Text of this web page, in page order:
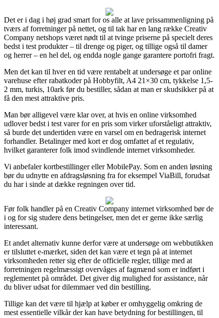
Det er i dag i høj grad smart for os alle at lave prissammenligning på
tværs af forretninger på nettet, og til tak har en lang række Creativ
Company netshops været nødt til at tvinge priserne på specielt deres
bedst i test produkter – til drenge og piger, og tillige også til damer
og herrer – en hel del, og endda nogle gange garantere portofri fragt.
Men det kan til hver en tid være rentabelt at undersøge et par online
varehuse efter rabatkoder på Hobbyfilt, A4 21×30 cm, tykkelse 1,5-
2 mm, turkis, 10ark før du bestiller, sådan at man er skudsikker på at
få den mest attraktive pris.
Man bør alligevel være klar over, at hvis en online virksomhed
udlover bedst i test varer for en pris som virker uforståeligt attraktiv,
så burde det undertiden være en varsel om en bedragerisk internet
forhandler. Betalinger med kort er dog omfattet af et regulativ,
hvilket garanterer folk imod svindlende internet virksomheder.
Vi anbefaler kortbestillinger eller MobilePay. Som en anden løsning
bør du udnytte en afdragsløsning fra for eksempel ViaBill, forudsat
du har i sinde at dække regningen over tid.
Før folk handler på en Creativ Company internet virksomhed bør de
i og for sig studere dens betingelser, men det er gerne ikke særlig
interessant.
Et andet alternativ kunne derfor være at undersøge om webbutikken
er tilsluttet e-mærket, siden det kan være et tegn på at internet
virksomheden retter sig efter de officielle regler, tillige med at
forretningen regelmæssigt overvåges af fagmænd som er indført i
reglementet på området. Det giver dig mulighed for assistance, når
du bliver udsat for dilemmaer ved din bestilling.
Tillige kan det være til hjælp at køber er omhyggelig omkring de
mest essentielle vilkår der kan have betydning for bestillingen, til